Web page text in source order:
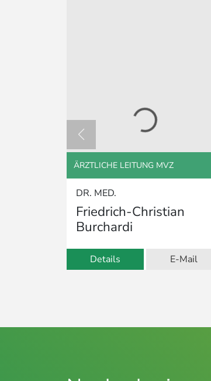
ÄRZTLICHE LEITUNG MVZ
DR. MED.
Friedrich-Christian
Burchardi
Details E-Mail